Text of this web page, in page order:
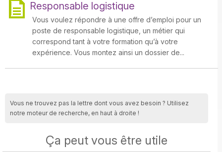
Responsable logistique
Vous voulez répondre à une offre d’emploi pour un
poste de responsable logistique, un métier qui
correspond tant à votre formation qu’à votre
expérience. Vous montez ainsi un dossier de...
Vous ne trouvez pas la lettre dont vous avez besoin ? Utilisez
notre moteur de recherche, en haut à droite !
Ça peut vous être utile